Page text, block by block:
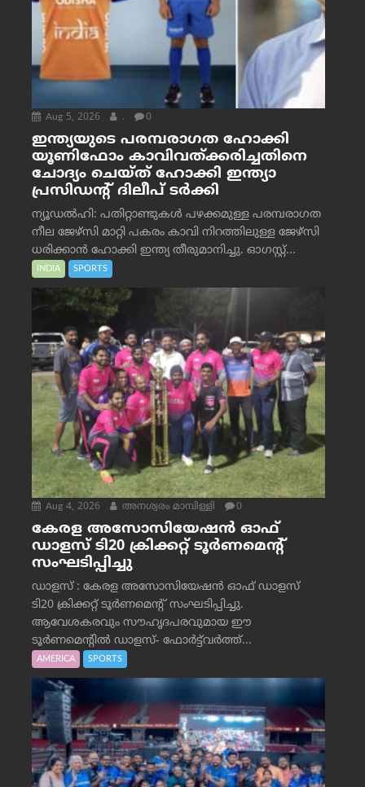
Aug 5, 2026 . 0
ഇന്ത്യയുടെ പരമ്പരാഗത ഹോക്കി
യൂണിഫോം കാവിവത്ക്കരിച്ചതിനെ
ചോദ്യം ചെയ്ത് ഹോക്കി ഇന്ത്യാ
പ്രസിഡന്റ് ദിലീപ് ടര്‍ക്കി
ന്യൂഡൽഹി: പതിറ്റാണ്ടുകൾ പഴക്കമുള്ള പരമ്പരാഗത
നീല ജേഴ്‌സി മാറ്റി പകരം കാവി നിറത്തിലുള്ള ജേഴ്‌സി
ധരിക്കാൻ ഹോക്കി ഇന്ത്യ തീരുമാനിച്ചു. ഓഗസ്റ്റ്...
INDIA SPORTS
Aug 4, 2026 അനശ്വരം മാമ്പിള്ളി 0
കേരള അസോസിയേഷൻ ഓഫ്
ഡാളസ് ടി20 ക്രിക്കറ്റ് ടൂർണമെന്റ്
സംഘടിപ്പിച്ചു
ഡാളസ് : കേരള അസോസിയേഷൻ ഓഫ് ഡാളസ്
ടി20 ക്രിക്കറ്റ് ടൂർണമെന്റ് സംഘടിപ്പിച്ചു.
ആവേശകരവും സൗഹൃദപരവുമായ ഈ
ടൂർണമെന്റിൽ ഡാളസ്- ഫോർട്ട്‌വര്‍ത്ത്...
AMERICA SPORTS